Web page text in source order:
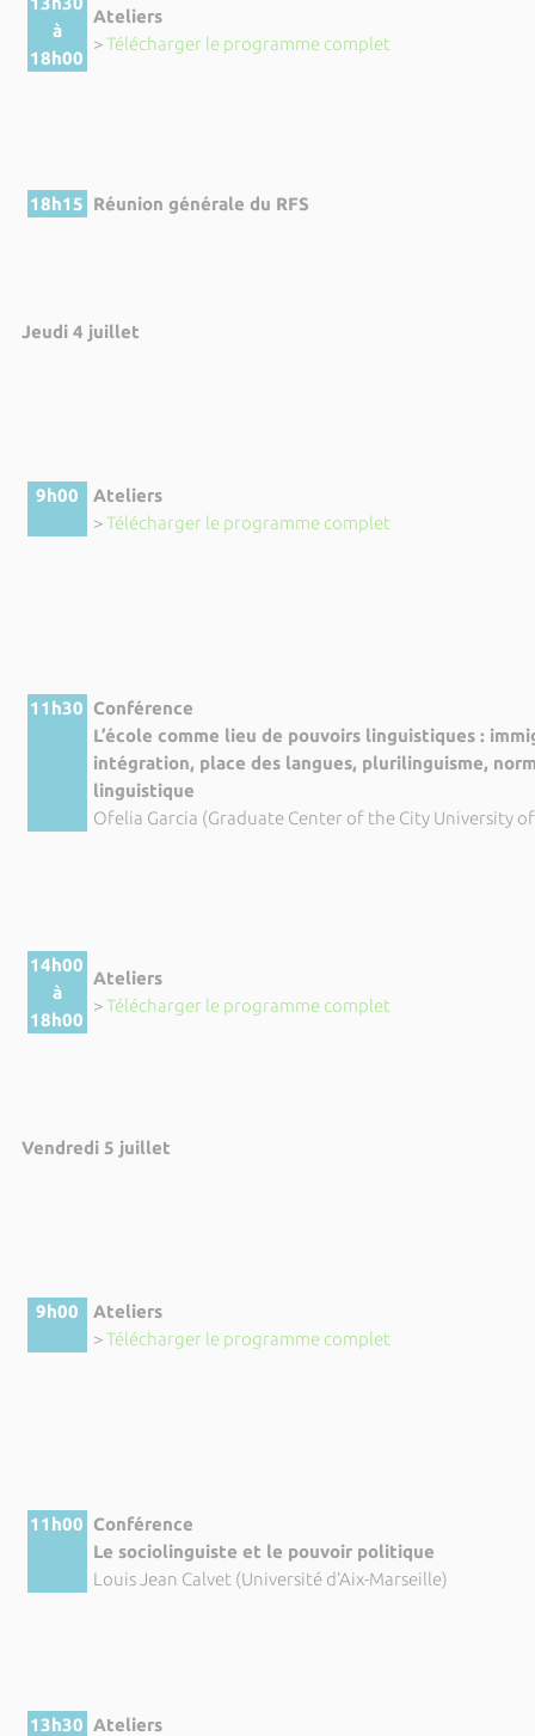
à
18h00
Ateliers
>Télécharger le programme complet
18h15 Réunion générale du RFS
Jeudi 4 juillet
9h00
Ateliers
>Télécharger le programme complet
11h30 Conférence
L’école comme lieu de pouvoirs linguistiques :
intégration, place des langues, plurilinguisme,
linguistique
Ofelia Garcia (Graduate Center of the City University
14h00
à
18h00
Ateliers
>Télécharger le programme complet
Vendredi 5 juillet
9h00
Ateliers
>Télécharger le programme complet
11h00 Conférence
Le sociolinguiste et le pouvoir politique
Louis Jean Calvet (Université d’Aix-Marseille)
13h30 Ateliers